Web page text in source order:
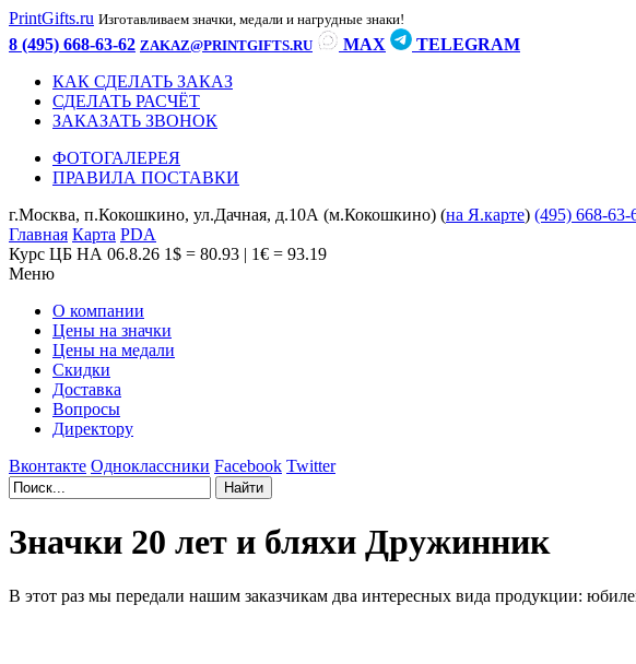
PrintGifts.ru Изготавливаем значки, медали и нагрудные знаки!
8 (495) 668-63-62 ZAKAZ@PRINTGIFTS.RU MAX
TELEGRAM
КАК СДЕЛАТЬ ЗАКАЗ
СДЕЛАТЬ РАСЧЁТ
ЗАКАЗАТЬ ЗВОНОК
ФОТОГАЛЕРЕЯ
ПРАВИЛА ПОСТАВКИ
г.Москва, п.Кокошкино, ул.Дачная, д.10А (м.Кокошкино) (на Я.карте) (495) 668-63-
Главная Карта PDA
Курс ЦБ НА 06.8.26 1$ = 80.93 | 1€ = 93.19
Меню
О компании
Цены на значки
Цены на медали
Скидки
Доставка
Вопросы
Директору
Вконтакте Одноклассники Facebook Twitter
Значки 20 лет и бляхи Дружинник
В этот раз мы передали нашим заказчикам два интересных вида продукции: